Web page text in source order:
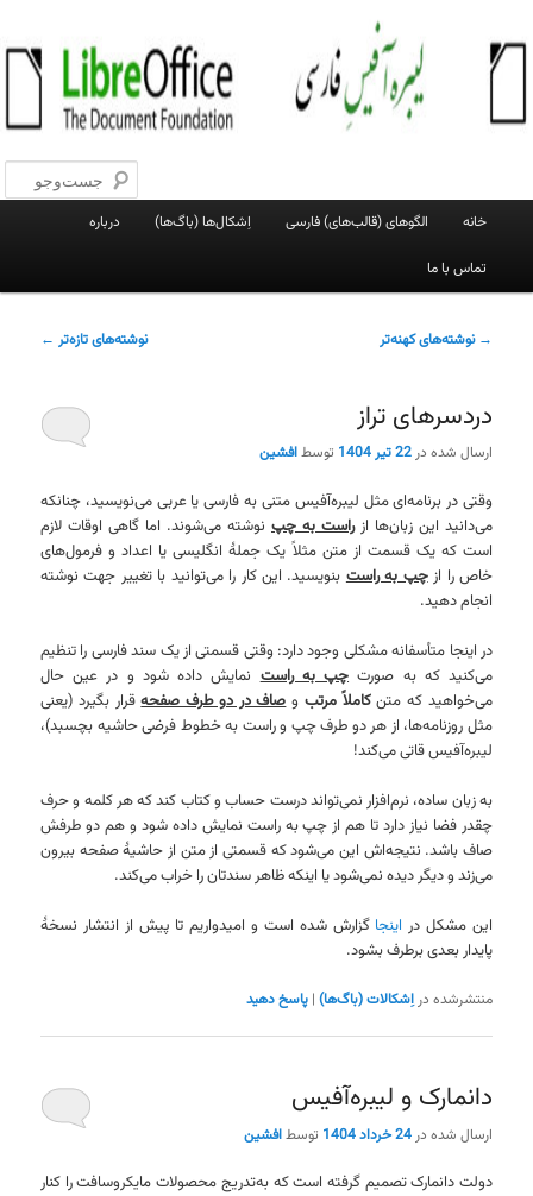
به
محتوای
به
محتوای
لیبره‌آفیس فارسی
وبلاگ فعالان پروژهٔ لیبره‌آفیس فارسی
خانه الگوهای (قالب‌های) فارسی اِشکال‌ها (باگ‌ها) درباره
تماس با ما
ناوبری
→ نوشته‌های کهنه‌تر نوشته‌های تازه‌تر ←
دردسرهای تراز
ارسال شده در22 تیر 1404 توسطافشین
وقتی در برنامه‌ای مثل لیبره‌آفیس متنی به فارسی یا عربی می‌نویسید، چنانکه
می‌دانید این زبان‌ها ازراست به چپ نوشته می‌شوند. اما گاهی اوقات لازم
است که یک قسمت از متن مثلاً یک جملهٔ انگلیسی یا اعداد و فرمول‌های
خاص را ازچپ به راستبنویسید. این کار را می‌توانید با تغییر جهت نوشته
انجام دهید.
در اینجا متأسفانه مشکلی وجود دارد: وقتی قسمتی از یک سند فارسی را تنظیم
می‌کنید که به صورت چپ به راستنمایش داده شود و در عین حال
می‌خواهید که متنکاملاً مرتب وصاف در دو طرف صفحهقرار بگیرد (یعنی
مثل روزنامه‌ها، از هر دو طرف چپ و راست به خطوط فرضی حاشیه بچسبد)،
لیبره‌آفیس قاتی می‌کند!
به زبان ساده، نرم‌افزار نمی‌تواند درست حساب و کتاب کند که هر کلمه و حرف
چقدر فضا نیاز دارد تا هم از چپ به راست نمایش داده شود و هم دو طرفش
صاف باشد. نتیجه‌اش این می‌شود که قسمتی از متن از حاشیهٔ صفحه بیرون
می‌زند و دیگر دیده نمی‌شود یا اینکه ظاهر سندتان را خراب می‌کند.
این مشکل در اینجا گزارش شده است و امیدواریم تا پیش از انتشار نسخهٔ
پایدار بعدی برطرف بشود.
منتشرشده در اِشکالات (باگ‌ها) |پاسخ دهید
دانمارک و لیبره‌آفیس
ارسال شده در24 خرداد 1404 توسطافشین
دولت دانمارک تصمیم گرفته است که به‌تدریج محصولات مایکروسافت را کنار